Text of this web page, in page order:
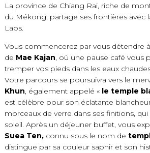
La province de Chiang Rai, riche de
du Mékong, partage ses frontières avec
Laos.
Vous commencerez par vous détendre
de Mae Kajan, où une pause café vous
tremper vos pieds dans les eaux
Votre parcours se poursuivra vers le
Khun, également appelé « le temple
est célèbre pour son éclatante
morceaux de verre dans ses finitions,
soleil. Après un déjeuner buffet, vous
Suea Ten, connu sous le nom de
distingue par sa couleur saphir et son